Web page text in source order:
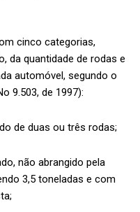
cinco categorias,
da quantidade de rodas e
automóvel, segundo o
9.503, de 1997):
de duas ou três rodas;
não abrangido pela
3,5 toneladas e com